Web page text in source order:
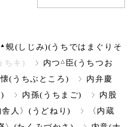
▲蜆(しじみ)(うちではまぐりそ
ちキ) 内つ △ 臣(うちつお
(うちぶところ)
内弁慶
内孫(うちまご)
内股
舎人〉(うどねり)
〈内蔵